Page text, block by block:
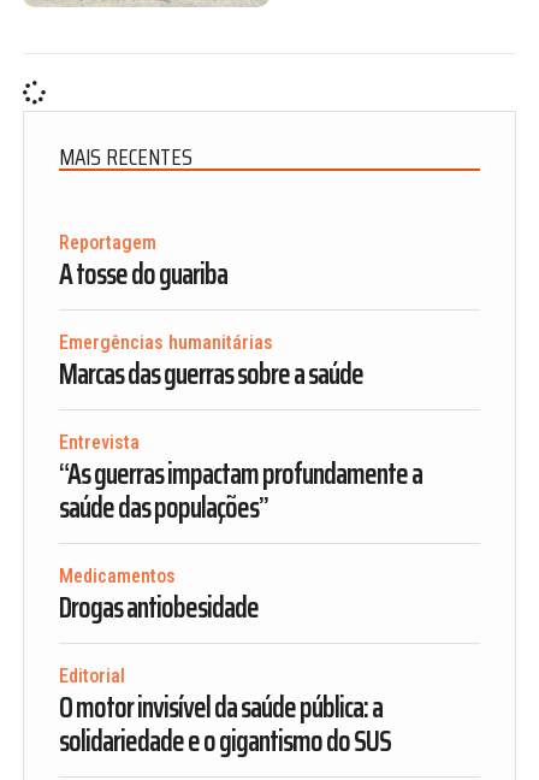
MAIS RECENTES
Reportagem
A tosse do guariba
Emergências humanitárias
Marcas das guerras sobre a saúde
Entrevista
“As guerras impactam profundamente a
saúde das populações”
Medicamentos
Drogas antiobesidade
Editorial
O motor invisível da saúde pública: a
solidariedade e o gigantismo do SUS